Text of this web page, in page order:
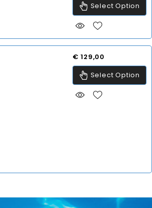
Select Option
Prijs
€ 129,00
Select Option